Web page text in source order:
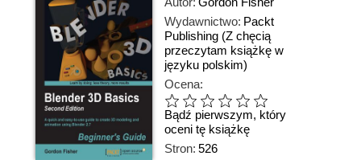
Wydawnictwo: Packt
Publishing (Z chęcią
przeczytam książkę w
języku polskim)
Ocena:
Bądź pierwszym, który
oceni tę książkę
Stron: 526